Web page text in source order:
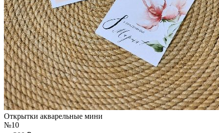
Открытки акварельные мини
№10